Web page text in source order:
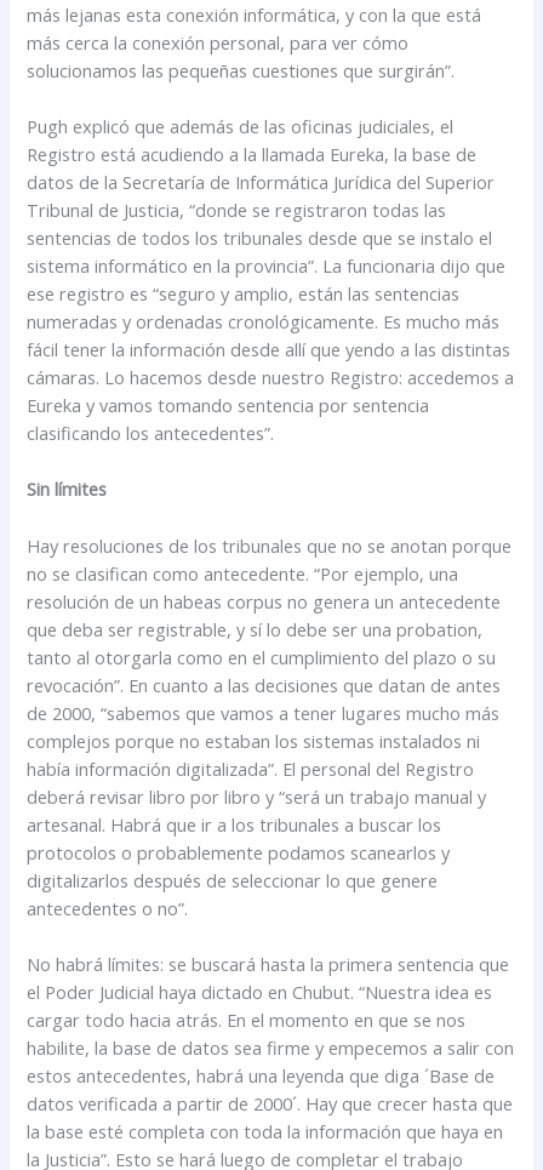
más lejanas esta conexión informática, y con la que está
más cerca la conexión personal, para ver cómo
solucionamos las pequeñas cuestiones que surgirán”.
Pugh explicó que además de las oficinas judiciales, el
Registro está acudiendo a la llamada Eureka, la base de
datos de la Secretaría de Informática Jurídica del Superior
Tribunal de Justicia, “donde se registraron todas las
sentencias de todos los tribunales desde que se instalo el
sistema informático en la provincia”. La funcionaria dijo que
ese registro es “seguro y amplio, están las sentencias
numeradas y ordenadas cronológicamente. Es mucho más
fácil tener la información desde allí que yendo a las distintas
cámaras. Lo hacemos desde nuestro Registro: accedemos a
Eureka y vamos tomando sentencia por sentencia
clasificando los antecedentes”.
Sin límites
Hay resoluciones de los tribunales que no se anotan porque
no se clasifican como antecedente. “Por ejemplo, una
resolución de un habeas corpus no genera un antecedente
que deba ser registrable, y sí lo debe ser una probation,
tanto al otorgarla como en el cumplimiento del plazo o su
revocación”. En cuanto a las decisiones que datan de antes
de 2000, “sabemos que vamos a tener lugares mucho más
complejos porque no estaban los sistemas instalados ni
había información digitalizada”. El personal del Registro
deberá revisar libro por libro y “será un trabajo manual y
artesanal. Habrá que ir a los tribunales a buscar los
protocolos o probablemente podamos scanearlos y
digitalizarlos después de seleccionar lo que genere
antecedentes o no”.
No habrá límites: se buscará hasta la primera sentencia que
el Poder Judicial haya dictado en Chubut. “Nuestra idea es
cargar todo hacia atrás. En el momento en que se nos
habilite, la base de datos sea firme y empecemos a salir con
estos antecedentes, habrá una leyenda que diga ´Base de
datos verificada a partir de 2000´. Hay que crecer hasta que
la base esté completa con toda la información que haya en
la Justicia”. Esto se hará luego de completar el trabajo